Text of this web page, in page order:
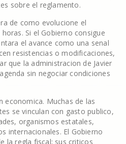
sobre el reglamento.
de como evolucione el
Si el Gobierno consigue
el avance como una senal
resistencias o modificaciones,
que la administracion de Javier
sin negociar condiciones
economica. Muchas de las
se vinculan con gasto publico,
organismos estatales,
internacionales. El Gobierno
la regla fiscal; sus criticos